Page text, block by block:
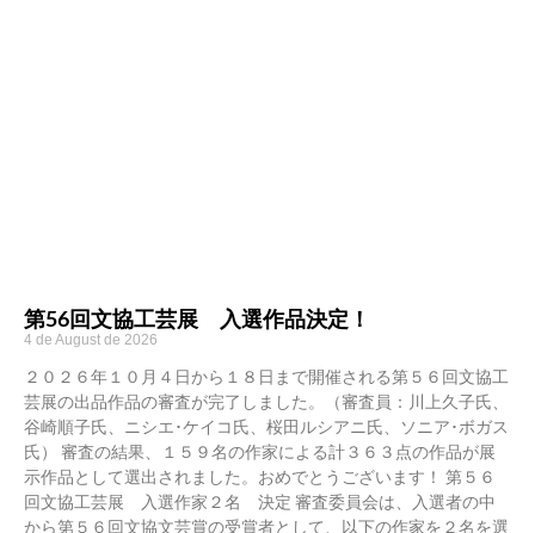
第56回文協工芸展 入選作品決定！
4 de August de 2026
２０２６年１０月４日から１８日まで開催される第５６回文協工
芸展の出品作品の審査が完了しました。（審査員：川上久子氏、
谷崎順子氏、ニシエ･ケイコ氏、桜田ルシアニ氏、ソニア･ボガス
氏） 審査の結果、１５９名の作家による計３６３点の作品が展
示作品として選出されました。おめでとうございます！ 第５６
回文協工芸展 入選作家２名 決定 審査委員会は、入選者の中
から第５６回文協文芸賞の受賞者として、以下の作家を２名を選